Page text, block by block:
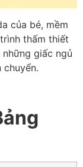
của bé, mềm
thấm thiết
giấc ngủ